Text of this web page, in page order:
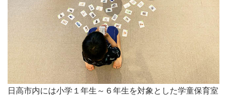
日高市内には小学１年生～６年生を対象とした学童保育室